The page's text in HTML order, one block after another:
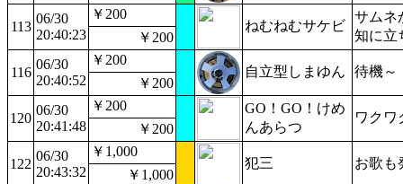
113
06/30
20:40:23
￥200
ねむねむサケビ
サムネ
知に立
￥200
116
06/30
20:40:52
￥200
自立型しまゆん 待機～
￥200
120
06/30
20:41:48
￥200
GO！GO！けめ
んあらつ
ワク
￥200
122
06/30
20:43:32
￥1,000
犯三 お歌も
￥1,000